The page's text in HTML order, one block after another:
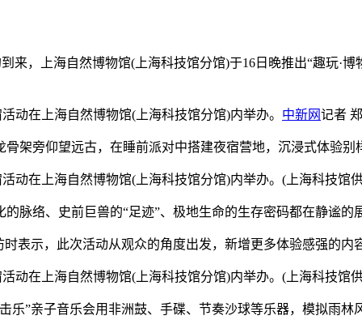
来，上海自然博物馆(上海科技馆分馆)于16日晚推出“趣玩
动在上海自然博物馆(上海科技馆分馆)内举办。 中新网记者
旁仰望远古，在睡前派对中搭建夜宿营地，沉浸式体验别
动在上海自然博物馆(上海科技馆分馆)内举办。(上海科技馆
络、史前巨兽的“足迹”、极地生命的生存密码都在静谧的
示，此次活动从观众的角度出发，新增更多体验感强的内
动在上海自然博物馆(上海科技馆分馆)内举办。(上海科技馆
亲子音乐会用非洲鼓、手碟、节奏沙球等乐器，模拟雨林